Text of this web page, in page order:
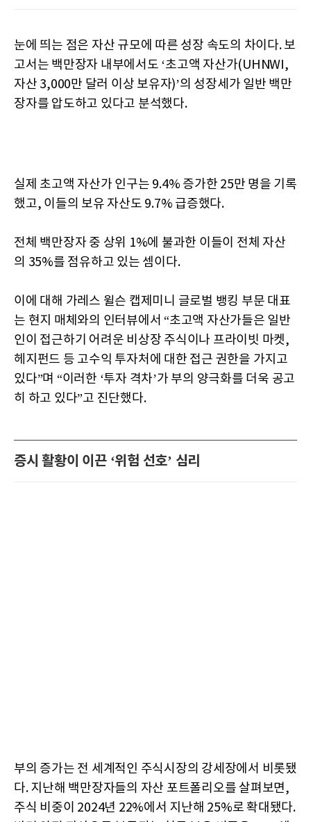
눈에 띄는 점은 자산 규모에 따른 성장 속도의 차이다. 보
고서는 백만장자 내부에서도 ‘초고액 자산가(UHNWI,
자산 3,000만 달러 이상 보유자)’의 성장세가 일반 백만
장자를 압도하고 있다고 분석했다.
실제 초고액 자산가 인구는 9.4% 증가한 25만 명을 기록
했고, 이들의 보유 자산도 9.7% 급증했다.
전체 백만장자 중 상위 1%에 불과한 이들이 전체 자산
의 35%를 점유하고 있는 셈이다.
이에 대해 가레스 윌슨 캡제미니 글로벌 뱅킹 부문 대표
는 현지 매체와의 인터뷰에서 “초고액 자산가들은 일반
인이 접근하기 어려운 비상장 주식이나 프라이빗 마켓,
헤지펀드 등 고수익 투자처에 대한 접근 권한을 가지고
있다”며 “이러한 ‘투자 격차’가 부의 양극화를 더욱 공고
히 하고 있다”고 진단했다.
증시 활황이 이끈 ‘위험 선호’ 심리
부의 증가는 전 세계적인 주식시장의 강세장에서 비롯됐
다. 지난해 백만장자들의 자산 포트폴리오를 살펴보면,
주식 비중이 2024년 22%에서 지난해 25%로 확대됐다.